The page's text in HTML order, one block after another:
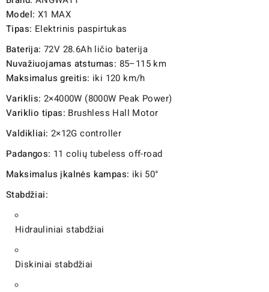
Model: X1 MAX
Tipas: Elektrinis paspirtukas
Baterija: 72V 28.6Ah ličio baterija
Nuvažiuojamas atstumas: 85–115 km
Maksimalus greitis: iki 120 km/h
Variklis: 2×4000W (8000W Peak Power)
Variklio tipas: Brushless Hall Motor
Valdikliai: 2×12G controller
Padangos: 11 colių tubeless off-road
Maksimalus įkalnės kampas: iki 50°
Stabdžiai:
Hidrauliniai stabdžiai
Diskiniai stabdžiai